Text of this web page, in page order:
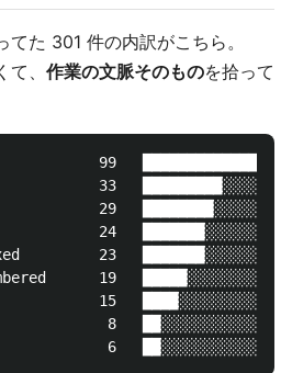
た 301 件の内訳がこちら。
、 作業の文脈そのものを拾って
99
33
29
24
23
19
15
8